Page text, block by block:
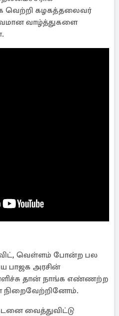
வெற்றி கழகத்தலைவர்
வாழ்த்துகளை
இருக்கு. மக்களுக்கு
தான் வேண்டும்.
வெள்ளம் போன்ற பல
பாஜக அரசின்
தான் நாங்க எண்ணற்ற
நிறைவேற்றினோம்.
வைத்துவிட்டு